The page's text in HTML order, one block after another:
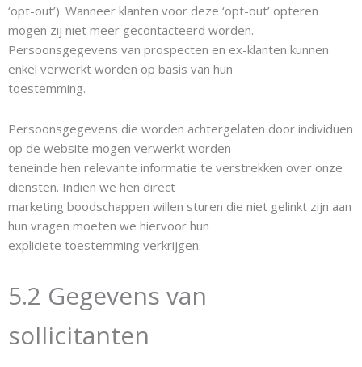
‘opt-out’). Wanneer klanten voor deze ‘opt-out’ opteren
mogen zij niet meer gecontacteerd worden.
Persoonsgegevens van prospecten en ex-klanten kunnen
enkel verwerkt worden op basis van hun
toestemming.
Persoonsgegevens die worden achtergelaten door individuen
op de website mogen verwerkt worden
teneinde hen relevante informatie te verstrekken over onze
diensten. Indien we hen direct
marketing boodschappen willen sturen die niet gelinkt zijn aan
hun vragen moeten we hiervoor hun
expliciete toestemming verkrijgen.
5.2 Gegevens van
sollicitanten